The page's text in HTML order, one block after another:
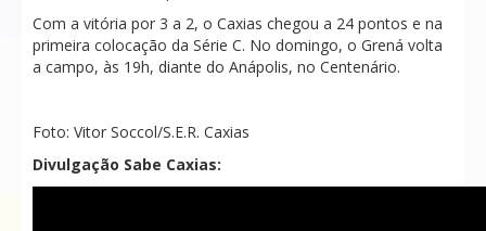
Com a vitória por 3 a 2, o Caxias chegou a 24 pontos e na
primeira colocação da Série C. No domingo, o Grená volta
a campo, às 19h, diante do Anápolis, no Centenário.
Foto: Vitor Soccol/S.E.R. Caxias
Divulgação Sabe Caxias: